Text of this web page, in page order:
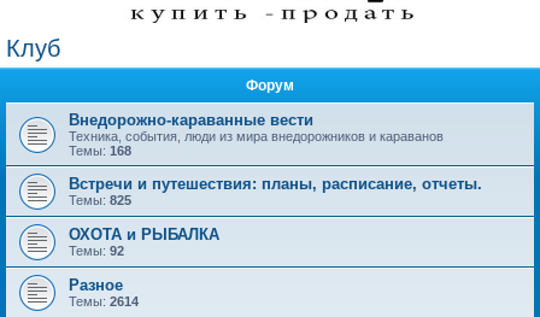
Клуб
Форум
Внедорожно-караванные вести
Техника, события, люди из мира внедорожников и караванов
Темы: 168
Встречи и путешествия: планы, расписание, отчеты.
Темы: 825
ОХОТА и РЫБАЛКА
Темы: 92
Разное
Темы: 2614